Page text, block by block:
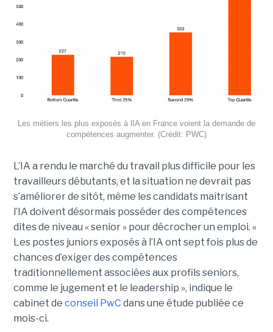
Les métiers les plus exposés à lIA en France voient la demande de
compétences augmenter. (Crédit: PWC)
L’IA a rendu le marché du travail plus difficile pour les
travailleurs débutants, et la situation ne devrait pas
s’améliorer de sitôt, même les candidats maîtrisant
l’IA doivent désormais posséder des compétences
dites de niveau « senior » pour décrocher un emploi. «
Les postes juniors exposés à l’IA ont sept fois plus de
chances d’exiger des compétences
traditionnellement associées aux profils seniors,
comme le jugement et le leadership », indique le
cabinet de conseil PwC dans une étude publiée ce
mois-ci.